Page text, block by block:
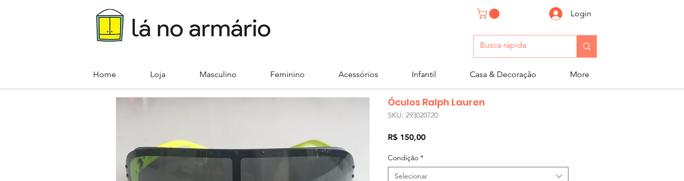
Login
Home Loja Masculino Feminino Acessórios Infantil Casa & Decoração More
Óculos Ralph Lauren
SKU: 293020720
R$ 150,00Preço
Condição *
Selecionar